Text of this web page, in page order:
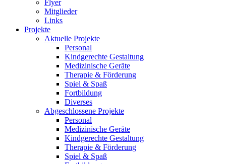
Flyer
Mitglieder
Links
Projekte
Aktuelle Projekte
Personal
Kindgerechte Gestaltung
Medizinische Geräte
Therapie & Förderung
Spiel & Spaß
Fortbildung
Diverses
Abgeschlossene Projekte
Personal
Medizinische Geräte
Kindgerechte Gestaltung
Therapie & Förderung
Spiel & Spaß